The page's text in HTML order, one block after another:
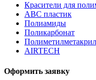
Красители для
АВС пластик
Полиамиды
Поликарбонат
AIRTECH
Оформить заявку